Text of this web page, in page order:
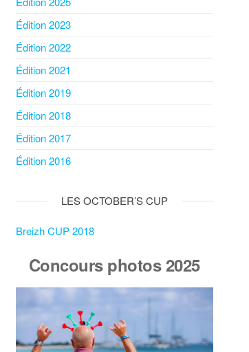
Édition 2023
Édition 2022
Édition 2021
Édition 2019
Édition 2018
Édition 2017
Édition 2016
LES OCTOBER’S CUP
Breizh CUP 2018
Concours photos 2025